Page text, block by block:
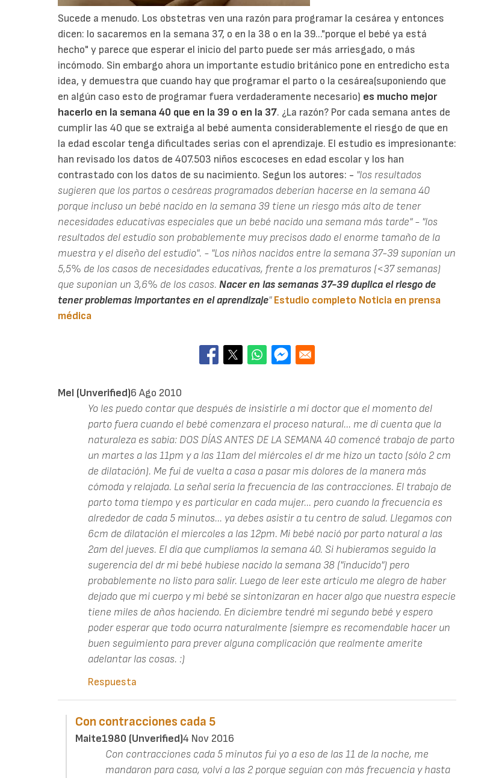
Sucede a menudo. Los obstetras ven una razón para programar la cesárea y entonces
dicen: lo sacaremos en la semana 37, o en la 38 o en la 39..."porque el bebé ya está
hecho" y parece que esperar el inicio del parto puede ser más arriesgado, o más
incómodo. Sin embargo ahora un importante estudio británico pone en entredicho esta
idea, y demuestra que cuando hay que programar el parto o la cesárea(suponiendo que
en algún caso esto de programar fuera verdaderamente necesario) es mucho mejor
hacerlo en la semana 40 que en la 39 o en la 37. ¿La razón? Por cada semana antes de
cumplir las 40 que se extraiga al bebé aumenta considerablemente el riesgo de que en
la edad escolar tenga dificultades serias con el aprendizaje. El estudio es impresionante:
han revisado los datos de 407.503 niños escoceses en edad escolar y los han
contrastado con los datos de su nacimiento. Segun los autores: - "los resultados
sugieren que los partos o cesáreas programados deberían hacerse en la semana 40
porque incluso un bebé nacido en la semana 39 tiene un riesgo más alto de tener
necesidades educativas especiales que un bebé nacido una semana más tarde" - "los
resultados del estudio son probablemente muy precisos dado el enorme tamaño de la
muestra y el diseño del estudio". - "Los niños nacidos entre la semana 37-39 suponían un
5,5% de los casos de necesidades educativas, frente a los prematuros (<37 semanas)
que suponian un 3,6% de los casos. Nacer en las semanas 37-39 duplica el riesgo de
tener problemas importantes en el aprendizaje" Estudio completo Noticia en prensa
médica
Mel (unverified)6 Ago 2010
Yo les puedo contar que después de insistirle a mi doctor que el momento del
parto fuera cuando el bebé comenzara el proceso natural... me di cuenta que la
naturaleza es sabia: DOS DÍAS ANTES DE LA SEMANA 40 comencé trabajo de parto
un martes a las 11pm y a las 11am del miércoles el dr me hizo un tacto (sólo 2 cm
de dilatación). Me fui de vuelta a casa a pasar mis dolores de la manera más
cómoda y relajada. La señal sería la frecuencia de las contracciones. El trabajo de
parto toma tiempo y es particular en cada mujer... pero cuando la frecuencia es
alrededor de cada 5 minutos... ya debes asistir a tu centro de salud. Llegamos con
6cm de dilatación el miercoles a las 12pm. Mi bebé nació por parto natural a las
2am del jueves. El día que cumplíamos la semana 40. Si hubieramos seguido la
sugerencia del dr mi bebé hubiese nacido la semana 38 ("inducido") pero
probablemente no listo para salir. Luego de leer este artículo me alegro de haber
dejado que mi cuerpo y mi bebé se sintonizaran en hacer algo que nuestra especie
tiene miles de años haciendo. En diciembre tendré mi segundo bebé y espero
poder esperar que todo ocurra naturalmente (siempre es recomendable hacer un
buen seguimiento para prever alguna complicación que realmente amerite
adelantar las cosas. :)
Respuesta
Con contracciones cada 5
Maite1980 (unverified)4 Nov 2016
Con contracciones cada 5 minutos fui yo a eso de las 11 de la noche, me
mandaron para casa, volví a las 2 porque seguían con más frecuencia y hasta